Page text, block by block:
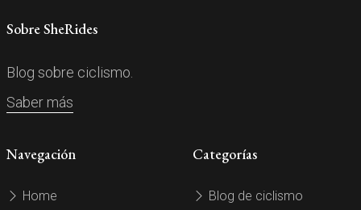
Sobre SheRides
Blog sobre ciclismo.
Saber más
Navegación
Home
Categorías
Blog de ciclismo